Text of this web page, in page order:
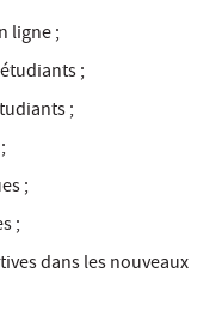
ligne ;
;
;
;
;
dans les nouveaux